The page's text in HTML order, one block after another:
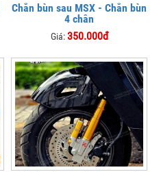
Chắn bùn sau MSX - Chắn bùn
4 chân
Giá:350.000đ